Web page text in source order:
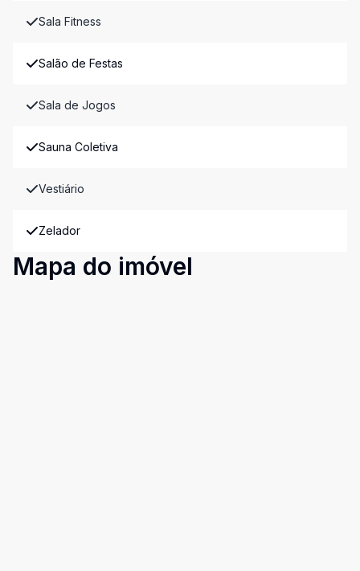
Sala Fitness
Salão de Festas
Sala de Jogos
Sauna Coletiva
Vestiário
Zelador
Mapa do imóvel